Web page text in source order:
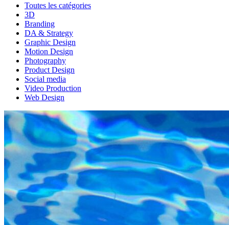
Toutes les catégories
3D
Branding
DA & Strategy
Graphic Design
Motion Design
Photography
Product Design
Social media
Video Production
Web Design